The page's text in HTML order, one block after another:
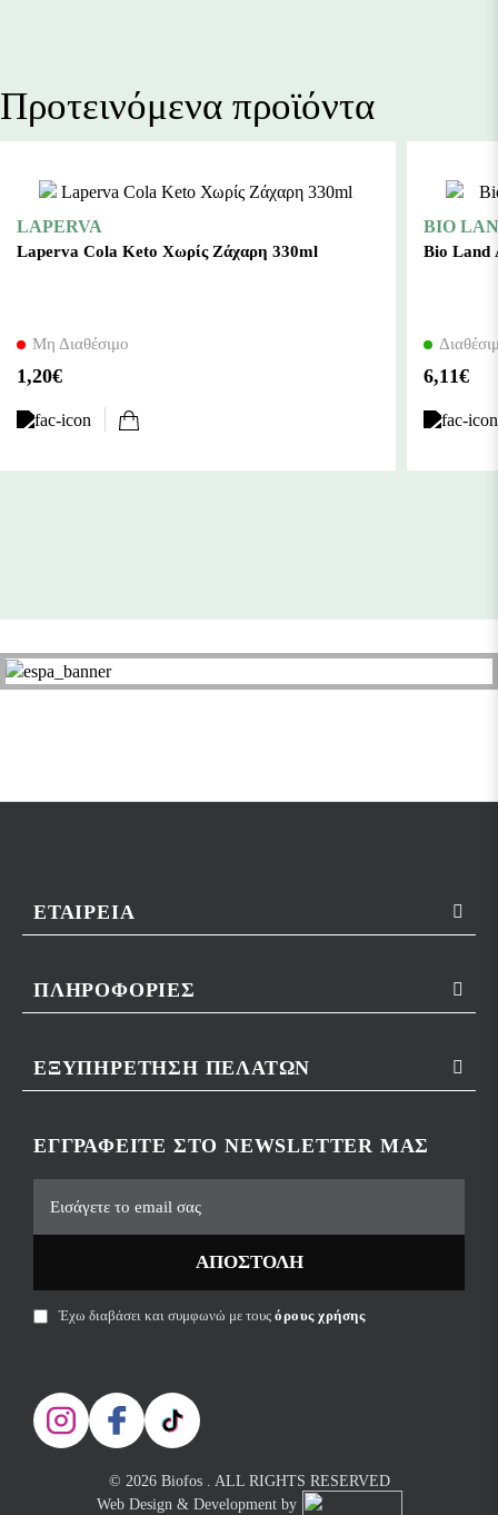
(LAVANDER) OIL, ORIGANUM MAJORANA LEAF OIL,
CANAGA ODORATA (YLANG -YLANG) OIL, VALERIANA
Προτεινόμενα προϊόντα
LAPERVA
Laperva Cola Keto Χωρίς Ζάχαρη 330ml
Μη Διαθέσιμο
1,20€
BIO
Bio Land
6,11€
ΕΤΑΙΡΕΊΑ
ΠΛΗΡΟΦΟΡΊΕΣ
ΕΞΥΠΗΡΈΤΗΣΗ ΠΕΛΑΤΏΝ
ΕΓΓΡΑΦΕΊΤΕ ΣΤΟ NEWSLETTER ΜΑΣ
ΑΠΟΣΤΟΛΉ
Έχω διαβάσει και συμφωνώ με τους όρους χρήσης
© 2026 Biofos . ALL RIGHTS RESERVED
Web Design & Development by